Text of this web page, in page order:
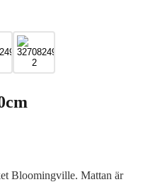
Bloomingville. Mattan är